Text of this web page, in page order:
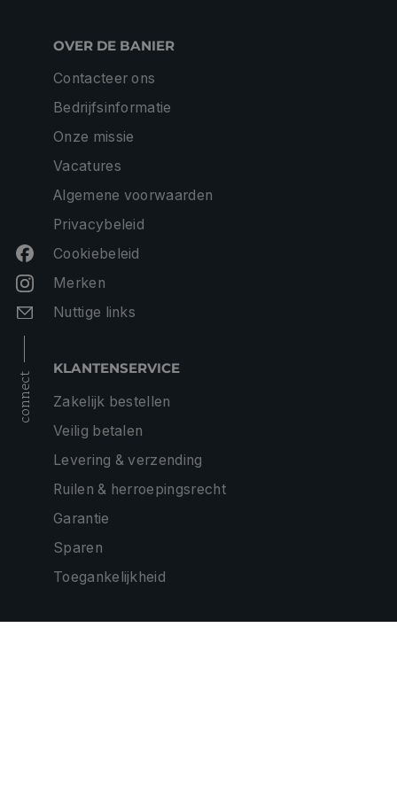
connect
OVER DE BANIER
Contacteer ons
Bedrijfsinformatie
Onze missie
Vacatures
Algemene voorwaarden
Privacybeleid
Cookiebeleid
Merken
Nuttige links
KLANTENSERVICE
Zakelijk bestellen
Veilig betalen
Levering & verzending
Ruilen & herroepingsrecht
Garantie
Sparen
Toegankelijkheid